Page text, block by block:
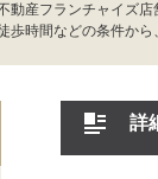
動産フランチャイズ
歩時間などの条件か
詳